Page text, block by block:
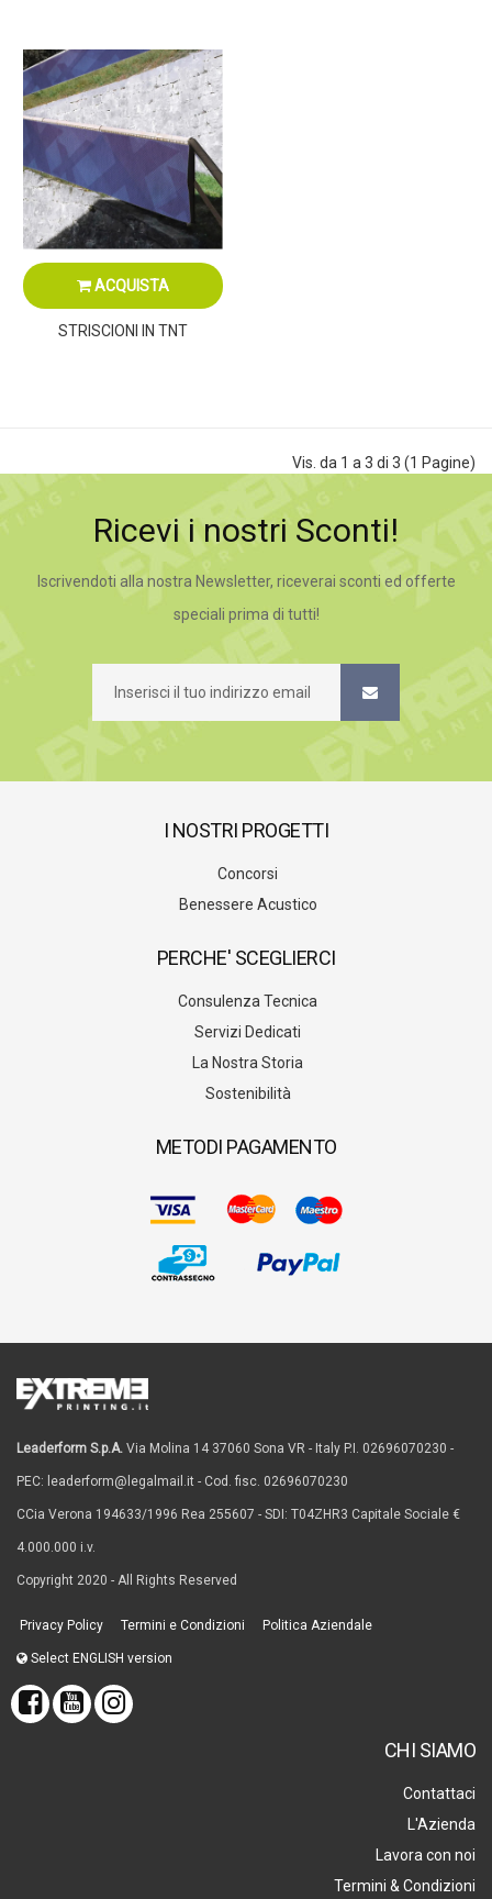
ACQUISTA
STRISCIONI IN TNT
Vis. da 1 a 3 di 3 (1 Pagine)
Ricevi i nostri Sconti!
Iscrivendoti alla nostra Newsletter, riceverai sconti ed offerte
speciali prima di tutti!
I NOSTRI PROGETTI
Concorsi
Benessere Acustico
PERCHE' SCEGLIERCI
Consulenza Tecnica
Servizi Dedicati
La Nostra Storia
Sostenibilità
METODI PAGAMENTO
Leaderform S.p.A. Via Molina 14 37060 Sona VR - Italy P.I. 02696070230 -
PEC: leaderform@legalmail.it - Cod. fisc. 02696070230
CCia Verona 194633/1996 Rea 255607 - SDI: T04ZHR3 Capitale Sociale €
4.000.000 i.v.
Copyright 2020 - All Rights Reserved
Privacy Policy Termini e Condizioni Politica Aziendale
Select ENGLISH version
CHI SIAMO
Contattaci
L'Azienda
Lavora con noi
Termini & Condizioni